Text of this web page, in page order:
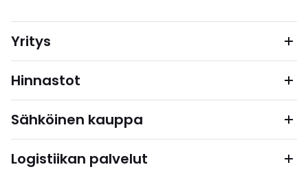
Yritys
Hinnastot
Sähköinen kauppa
Logistiikan palvelut